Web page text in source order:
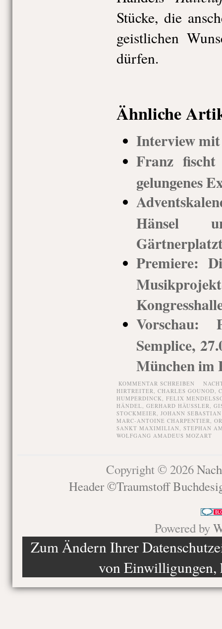
Stücke, die
geistlichen
dürfen.
Ähnliche
Interview
Franz
gelungenes
Hänsel
Premiere:
Vorschau:
Semplice,
München im
KOMMENTAR SCHREIBEN
HIRTREITER, CHARLES GOUNOD,
HUMPERDINCK, FELIX
HÄNDEL, GERHARD HÄUSSLER ,
STOCKMEIER, JOHANN
MARC-ANTOINE CHARPENTIER,
SANKT MAXIMILIAN, STEPHAN
WOLFGANG AMADEUS MOZART
Copyright © 2026
Header ©Traumstoff
Powered by
Zum Ändern Ihrer
von